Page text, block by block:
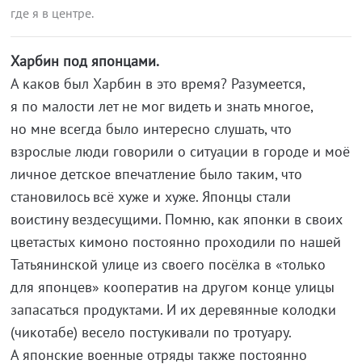
где я в центре.
Харбин под японцами.
А каков был Харбин в это время? Разумеется,
я по малости лет не мог видеть и знать многое,
но мне всегда было интересно слушать, что
взрослые люди говорили о ситуации в городе и моё
личное детское впечатление было таким, что
становилось всё хуже и хуже. Японцы стали
воистину вездесущими. Помню, как японки в своих
цветастых кимоно постоянно проходили по нашей
Татьянинской улице из своего посёлка в «только
для японцев» кооператив на другом конце улицы
запасаться продуктами. И их деревянные колодки
(чикотабе) весело постукивали по тротуару.
А японские военные отряды также постоянно